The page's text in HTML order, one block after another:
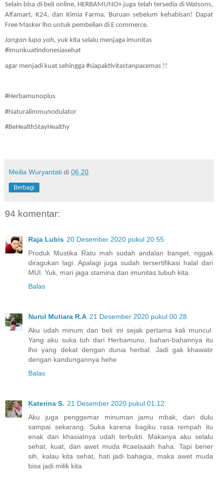
Selain bisa di beli online, HERBAMUNO+ juga telah tersedia di Watsons,
Alfamart, K24, dan Kimia Farma. Buruan sebelum kehabisan! Dapat
Free Masker lho untuk pembelian di E commerce.
Jangan lupa yah, yuk kita selalu menjaga imunitas
#imunkuatindonesiasehat
agar menjadi kuat sehingga #siapaktivitastanpacemas !!
#Herbamunoplus
#Naturalimmunodulator
#BeHealthStayHealthy
Meilia Wuryantati di 06.20
Berbagi
94 komentar:
Raja Lubis 20 Desember 2020 pukul 20.55
Produk Mustika Ratu mah sudah andalan banget, nggak
diragukan lagi. Apalagi juga sudah tersertifikasi halal dari
MUI. Yuk, mari jaga stamina dan imunitas tubuh kita.
Balas
Nurul Mutiara R.A 21 Desember 2020 pukul 00.28
Aku udah minum dan beli ini sejak pertama kali muncul.
Yang aku suka tuh dari Herbamuno, bahan-bahannya itu
lho yang dekat dengan dunia herbal. Jadi gak khawatir
dengan kandungannya hehe
Balas
Katerina S. 21 Desember 2020 pukul 01.12
Aku juga penggemar minuman jamu mbak, dari dulu
sampai sekarang. Suka karena bagiku rasa rempah itu
enak dan khasiatnya udah terbukti. Makanya aku selalu
sehat, kuat, dan awet muda #caelaaah haha. Tapi bener
sih, kalau kita sehat, hati jadi bahagia, maka awet muda
bisa jadi milik kita.